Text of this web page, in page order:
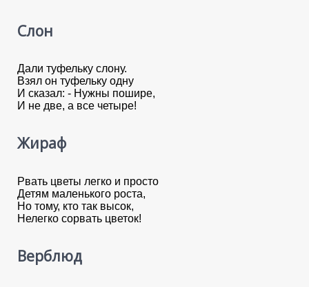
Слон
Дали туфельку слону.
Взял он туфельку одну
И сказал: - Нужны пошире,
И не две, а все четыре!
Жираф
Рвать цветы легко и просто
Детям маленького роста,
Но тому, кто так высок,
Нелегко сорвать цветок!
Верблюд